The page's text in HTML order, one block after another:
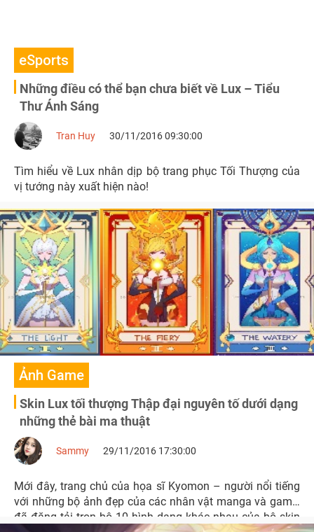
eSports
Những điều có thể bạn chưa biết về Lux – Tiểu
Thư Ánh Sáng
Tran Huy 30/11/2016 09:30:00
Tìm hiểu về Lux nhân dịp bộ trang phục Tối Thượng của
vị tướng này xuất hiện nào!
Ảnh Game
Skin Lux tối thượng Thập đại nguyên tố dưới dạng
những thẻ bài ma thuật
Sammy 29/11/2016 17:30:00
Mới đây, trang chủ của họa sĩ Kyomon – người nổi tiếng
với những bộ ảnh đẹp của các nhân vật manga và game,
đã đăng tải trọn bộ 10 hình dạng khác nhau của bộ skin